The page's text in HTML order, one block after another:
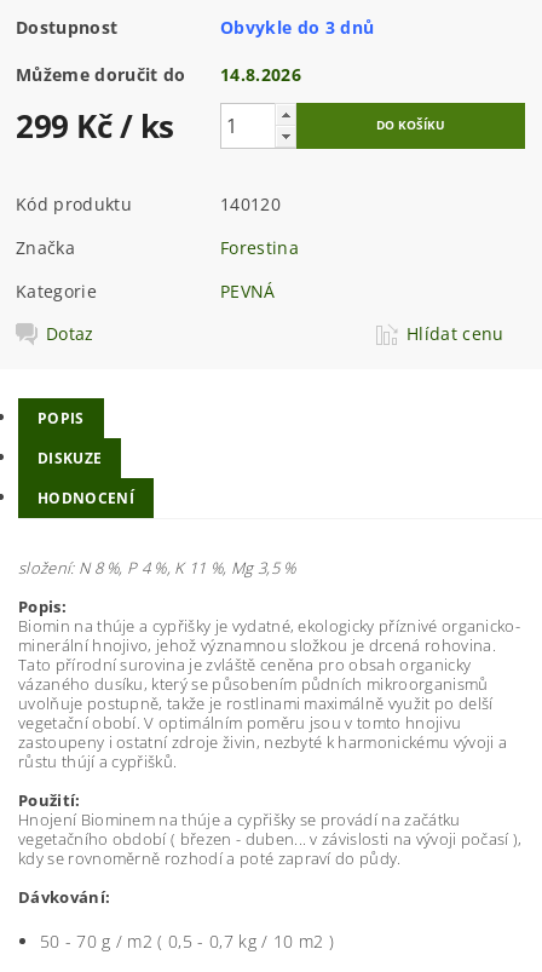
Dostupnost Obvykle do 3 dnů
Můžeme doručit do 14.8.2026
299 Kč/ ks
Kód produktu
140120
Značka
Forestina
Kategorie
PEVNÁ
Dotaz
Hlídat cenu
POPIS
DISKUZE
HODNOCENÍ
složení: N 8 %, P 4 %, K 11 %, Mg 3,5 %
Popis:
Biomin na thúje a cypřišky je vydatné, ekologicky příznivé organicko-
minerální hnojivo, jehož významnou složkou je drcená rohovina.
Tato přírodní surovina je zvláště ceněna pro obsah organicky
vázaného dusíku, který se působením půdních mikroorganismů
uvolňuje postupně, takže je rostlinami maximálně využit po delší
vegetační obobí. V optimálním poměru jsou v tomto hnojivu
zastoupeny i ostatní zdroje živin, nezbyté k harmonickému vývoji a
růstu thújí a cypřišků.
Použití:
Hnojení Biominem na thúje a cypřišky se provádí na začátku
vegetačního období ( březen - duben... v závislosti na vývoji počasí ),
kdy se rovnoměrně rozhodí a poté zapraví do půdy.
Dávkování:
50 - 70 g / m2 ( 0,5 - 0,7 kg / 10 m2 )